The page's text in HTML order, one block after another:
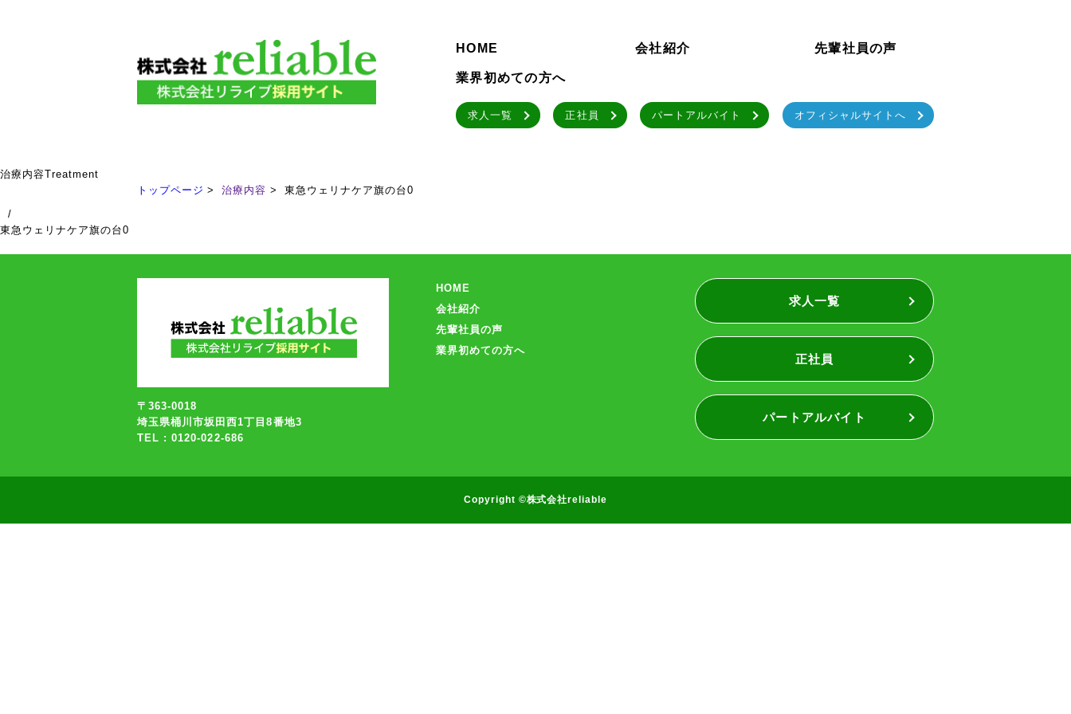
HOME 会社紹介 先輩社員の声
業界初めての方へ
求人一覧 正社員 パートアルバイト オフィシャルサイトへ
治療内容Treatment
トップページ
治療内容
東急ウェリナケア旗の台0
/
東急ウェリナケア旗の台0
〒363-0018
埼玉県桶川市坂田西1丁目8番地3
TEL : 0120-022-686
HOME
会社紹介
先輩社員の声
業界初めての方へ
求人一覧
正社員
パートアルバイト
Copyright ©株式会社reliable